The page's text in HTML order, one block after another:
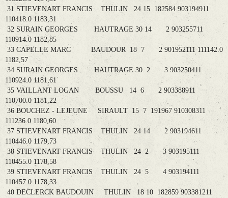
31 STIEVENART FRANCIS THULIN 24 15 182584 903194911
110418.0 1183,31
32 SURAIN GEORGES HAUTRAGE 30 14 2 903255711
110914.0 1182,85
33 CAPELLE MARC BAUDOUR 18 7 2 901952111 111142.0
1182,57
34 SURAIN GEORGES HAUTRAGE 30 2 3 903250411
110924.0 1181,61
35 VAILLANT LOGAN BOUSSU 14 6 2 903388911
110700.0 1181,22
36 BOUCHEZ - LEJEUNE SIRAULT 15 7 191967 910308311
111236.0 1180,60
37 STIEVENART FRANCIS THULIN 24 14 2 903194611
110446.0 1179,73
38 STIEVENART FRANCIS THULIN 24 2 3 903195111
110455.0 1178,58
39 STIEVENART FRANCIS THULIN 24 5 4 903194111
110457.0 1178,33
40 DECLERCK BAUDOUIN THULIN 18 10 182859 903381211